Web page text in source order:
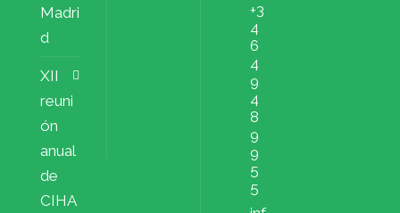
Madri
d
XII
reuni
ón
anual
de
CIHA
+3
4
6
4
9
4
8
9
9
5
5